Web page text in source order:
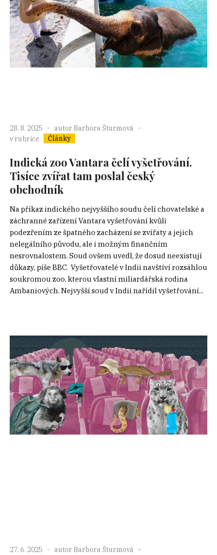
28. 8. 2025 autor Barbora Šturmová
v rubrice
Články
Indická zoo Vantara čelí vyšetřování.
Tisíce zvířat tam poslal český
obchodník
Na příkaz indického nejvyššího soudu čelí chovatelské a
záchranné zařízení Vantara vyšetřování kvůli
podezřením ze špatného zacházení se zvířaty a jejich
nelegálního původu, ale i možným finančním
nesrovnalostem. Soud ovšem uvedl, že dosud neexistují
důkazy, píše BBC. Vyšetřovatelé v Indii navštíví rozsáhlou
soukromou zoo, kterou vlastní miliardářská rodina
Ambaniových. Nejvyšší soud v Indii nařídil vyšetřování...
27. 6. 2025 autor Barbora Šturmová